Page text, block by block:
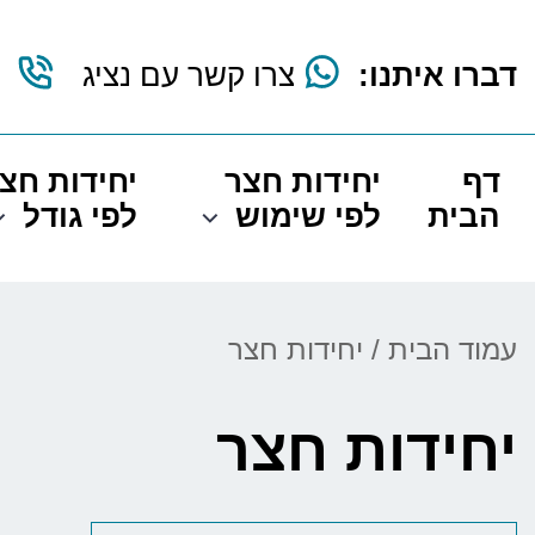
דברו איתנו: צרו קשר עם נציג
דף
הבית
יחידות חצר
לפי שימוש
יחידות
לפי גודל
עמוד הבית / יחידות חצר
יחידות חצר